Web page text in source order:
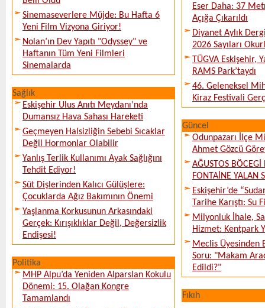
Sinemaseverlere Müjde: Bu Hafta 6
Yeni Film Vizyona Giriyor!
Nolan’ın Dev Yapıtı "Odyssey" ve
Haftanın Tüm Yeni Filmleri
Sinemalarda
Sağlık
Eskişehir Ulus Anıtı Meydanı’nda
Dumansız Hava Sahası Hareketi
Geçmeyen Halsizliğin Sebebi Sıcaklar
Değil Hormonlar Olabilir
Yanlış Terlik Kullanımı Ayak Sağlığını
Tehdit Ediyor!
Süt Dişlerinden Kalıcı Gülüşlere:
Çocuklarda Ağız Bakımının Önemi
Yaşlanma Korkusunun Arkasındaki
Gerçek: Kırışıklıklar Değil, Değersizlik
Endişesi!
Politika
MHP Alpu’da Yeniden Alparslan Kokulu
Dönemi: 15. Olağan Kongre
Tamamlandı
Eser Daha: 37
Açığa Çıkarıldı
Diyanet Aylık
2026 Sayıları
TÜGVA Eskişehir,
RAMS Park’taydı
46. Geleneksel
Kiraz Festivali
Güncel
Odunpazarı İlçe
Ahmet Gözcü
AĞUSTOS BÖCEGİ
FONTAİNE YALAN
Eskişehir’de
Tarihe Karıştı: Su
Milyonluk İhale,
Hizmet: Kentpark
Meclis Üyesinden
Soru: "Makam
Edildi?"
Fıkıh